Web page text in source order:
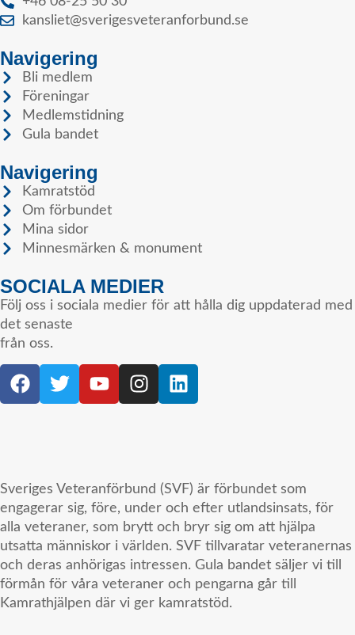
kansliet@sverigesveteranforbund.se
Navigering
Bli medlem
Föreningar
Medlemstidning
Gula bandet
Navigering
Kamratstöd
Om förbundet
Mina sidor
Minnesmärken & monument
SOCIALA MEDIER
Följ oss i sociala medier för att hålla dig uppdaterad med
det senaste
från oss.
Sveriges Veteranförbund (SVF) är förbundet som
engagerar sig, före, under och efter utlandsinsats, för
alla veteraner, som brytt och bryr sig om att hjälpa
utsatta människor i världen. SVF tillvaratar veteranernas
och deras anhörigas intressen. Gula bandet säljer vi till
förmån för våra veteraner och pengarna går till
Kamrathjälpen där vi ger kamratstöd.